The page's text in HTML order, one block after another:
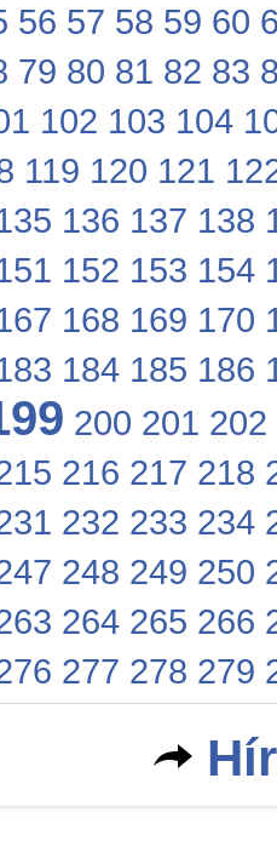
56 57 58 59 60
79 80 81 82 83
102 103 104
119 120 121
136 137 138
152 153 154
168 169 170
184 185 186
200 201 202
216 217 218
232 233 234
248 249 250
264 265 266
277 278 279